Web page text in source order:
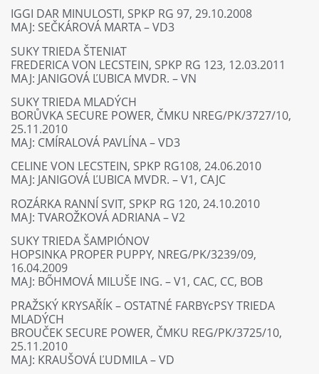
IGGI DAR MINULOSTI, SPKP RG 97, 29.10.2008
MAJ: SEČKÁROVÁ MARTA – VD3
SUKY TRIEDA ŠTENIAT
FREDERICA VON LECSTEIN, SPKP RG 123, 12.03.2011
MAJ: JANIGOVÁ ĽUBICA MVDR. – VN
SUKY TRIEDA MLADÝCH
BORŮVKA SECURE POWER, ČMKU NREG/PK/3727/10,
25.11.2010
MAJ: CMÍRALOVÁ PAVLÍNA – VD3
CELINE VON LECSTEIN, SPKP RG108, 24.06.2010
MAJ: JANIGOVÁ ĽUBICA MVDR. – V1, CAJC
ROZÁRKA RANNÍ SVIT, SPKP RG 120, 24.10.2010
MAJ: TVAROŽKOVÁ ADRIANA – V2
SUKY TRIEDA ŠAMPIÓNOV
HOPSINKA PROPER PUPPY, NREG/PK/3239/09,
16.04.2009
MAJ: BŐHMOVÁ MILUŠE ING. – V1, CAC, CC, BOB
PRAŽSKÝ KRYSAŘÍK – OSTATNÉ FARBYcPSY TRIEDA
MLADÝCH
BROUČEK SECURE POWER, ČMKU REG/PK/3725/10,
25.11.2010
MAJ: KRAUŠOVÁ ĽUDMILA – VD